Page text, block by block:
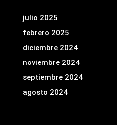
julio 2025
febrero 2025
diciembre 2024
noviembre 2024
septiembre 2024
agosto 2024